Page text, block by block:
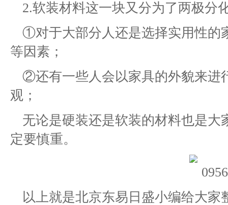
2.软装材料这一块又分为了两极分
①对于大部分人还是选择实用性的
等因素；
②还有一些人会以家具的外貌来进
观；
无论是硬装还是软装的材料也是
定要慎重。
以上就是北京东易日盛小编给大